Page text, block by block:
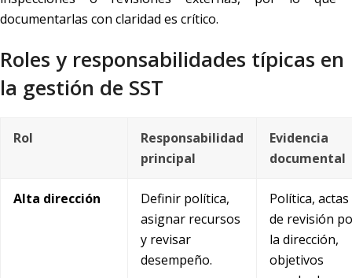
documentarlas con claridad es crítico.
Roles y responsabilidades típicas en
la gestión de SST
Rol
Responsabilidad
principal
Evidencia
documental
Alta dirección
Definir política,
asignar recursos
y revisar
desempeño.
Política, actas
de revisión
la dirección,
objetivos